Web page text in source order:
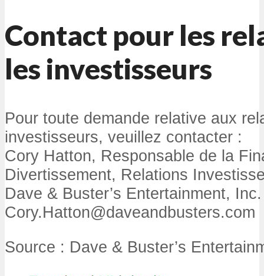
Contact pour les
les investisseurs
Pour toute demande relative aux
investisseurs, veuillez contacter :
Cory Hatton, Responsable de la
Divertissement, Relations
Dave & Buster’s Entertainment, Inc.
Cory.Hatton@daveandbusters.com
Source : Dave & Buster’s